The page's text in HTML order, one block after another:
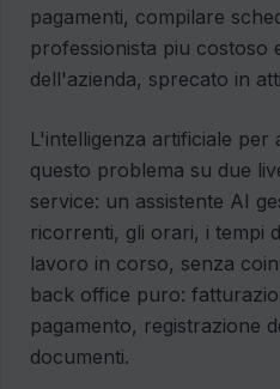
pagamenti, compilare
professionista piu costoso
dell'azienda, sprecato in
L'intelligenza artificiale per
questo problema su due
service: un assistente AI
ricorrenti, gli orari, i tempi
lavoro in corso, senza
back office puro:
pagamento, registrazione
documenti.